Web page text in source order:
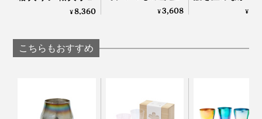
おきたいグラス。
照明の色によっても表情が変わって、眺めているだけ
で、ふっと静かな気持ちになれます」
り、天然漆の一生も
¥8,360
ルからクリーミーな
¥3,608
っくり呑める「
¥
こちらもおすすめ